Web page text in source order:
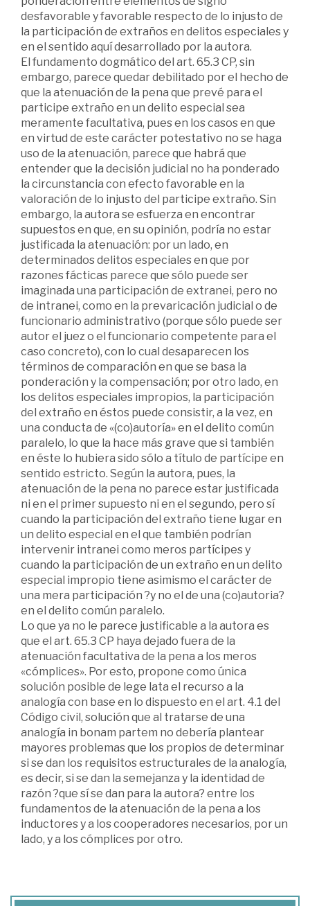
desfavorable y favorable respecto de lo injusto de
la participación de extraños en delitos especiales y
en el sentido aquí desarrollado por la autora.
El fundamento dogmático del art. 65.3 CP, sin
embargo, parece quedar debilitado por el hecho de
que la atenuación de la pena que prevé para el
participe extraño en un delito especial sea
meramente facultativa, pues en los casos en que
en virtud de este carácter potestativo no se haga
uso de la atenuación, parece que habrá que
entender que la decisión judicial no ha ponderado
la circunstancia con efecto favorable en la
valoración de lo injusto del participe extraño. Sin
embargo, la autora se esfuerza en encontrar
supuestos en que, en su opinión, podría no estar
justificada la atenuación: por un lado, en
determinados delitos especiales en que por
razones fácticas parece que sólo puede ser
imaginada una participación de extranei, pero no
de intranei, como en la prevaricación judicial o de
funcionario administrativo (porque sólo puede ser
autor el juez o el funcionario competente para el
caso concreto), con lo cual desaparecen los
términos de comparación en que se basa la
ponderación y la compensación; por otro lado, en
los delitos especiales impropios, la participación
del extraño en éstos puede consistir, a la vez, en
una conducta de «(co)autoría» en el delito común
paralelo, lo que la hace más grave que si también
en éste lo hubiera sido sólo a título de partícipe en
sentido estricto. Según la autora, pues, la
atenuación de la pena no parece estar justificada
ni en el primer supuesto ni en el segundo, pero sí
cuando la participación del extraño tiene lugar en
un delito especial en el que también podrían
intervenir intranei como meros partícipes y
cuando la participación de un extraño en un delito
especial impropio tiene asimismo el carácter de
una mera participación ?y no el de una (co)autoria?
en el delito común paralelo.
Lo que ya no le parece justificable a la autora es
que el art. 65.3 CP haya dejado fuera de la
atenuación facultativa de la pena a los meros
«cómplices». Por esto, propone como única
solución posible de lege lata el recurso a la
analogía con base en lo dispuesto en el art. 4.1 del
Código civil, solución que al tratarse de una
analogía in bonam partem no debería plantear
mayores problemas que los propios de determinar
si se dan los requisitos estructurales de la analogía,
es decir, si se dan la semejanza y la identidad de
razón ?que sí se dan para la autora? entre los
fundamentos de la atenuación de la pena a los
inductores y a los cooperadores necesarios, por un
lado, y a los cómplices por otro.